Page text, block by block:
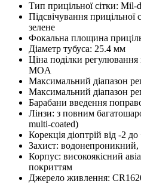
Тип прицільної сітки: Mil-
Підсвічування прицільної
зелене
Фокальна площина
Діаметр тубуса: 25.4 мм
Ціна поділки
MOA
Максимальний діапазон
Максимальний діапазон
Барабани введення
Лінзи: з повним
multi-coated)
Корекція діоптрій від -2 до
Захист: водонепроникний,
Корпус: високоякісний
покриттям
Джерело живлення: